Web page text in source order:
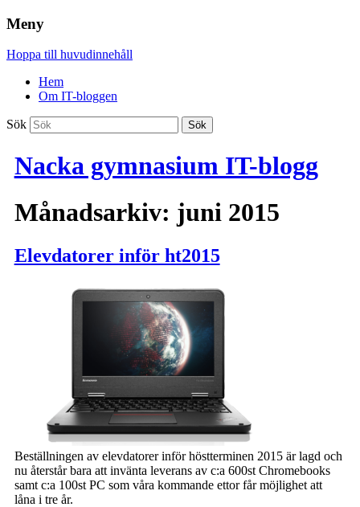
Meny
Hoppa till huvudinnehåll
Hem
Om IT-bloggen
Sök
Nacka gymnasium IT-blogg
Månadsarkiv: juni 2015
Elevdatorer inför ht2015
Beställningen av elevdatorer inför höstterminen 2015 är lagd och
nu återstår bara att invänta leverans av c:a 600st Chromebooks
samt c:a 100st PC som våra kommande ettor får möjlighet att
låna i tre år.